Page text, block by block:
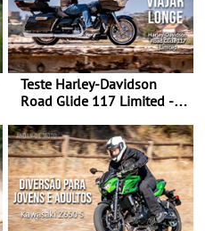
Teste Harley-Davidson
Road Glide 117 Limited - A